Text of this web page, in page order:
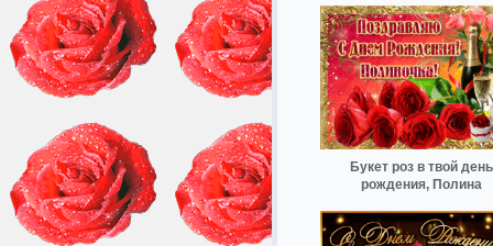
Букет роз в твой день
рождения, Полина